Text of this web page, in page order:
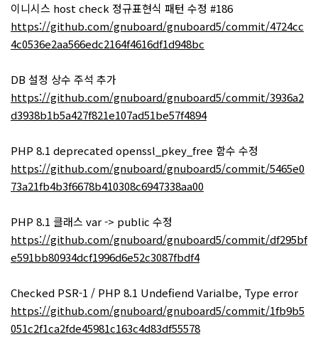
이니시스 host check 정규표현식 패턴 수정 #186
https://github.com/gnuboard/gnuboard5/commit/4724cc
4c0536e2aa566edc2164f4616df1d948bc
DB 설정 상수 주석 추가
https://github.com/gnuboard/gnuboard5/commit/3936a2
d3938b1b5a427f821e107ad51be57f4894
PHP 8.1 deprecated openssl_pkey_free 함수 수정
https://github.com/gnuboard/gnuboard5/commit/5465e0
73a21fb4b3f6678b410308c6947338aa00
PHP 8.1 클래스 var -> public 수정
https://github.com/gnuboard/gnuboard5/commit/df295bf
e591bb80934dcf1996d6e52c3087fbdf4
Checked PSR-1 / PHP 8.1 Undefiend Varialbe, Type error
https://github.com/gnuboard/gnuboard5/commit/1fb9b5
051c2f1ca2fde45981c163c4d83df55578